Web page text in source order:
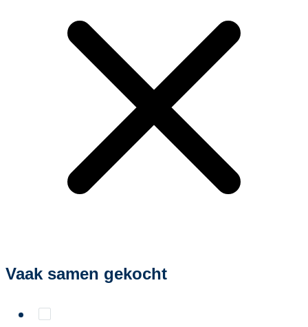
Vaak samen gekocht